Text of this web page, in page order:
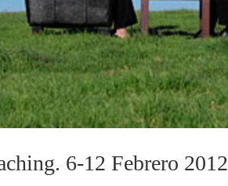
6-12 Febrero 2012